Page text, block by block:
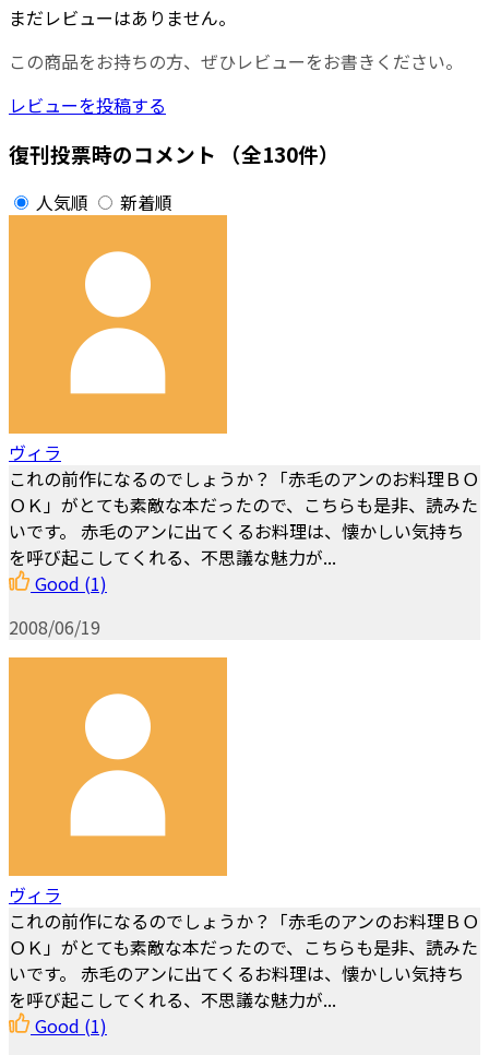
まだレビューはありません。
この商品をお持ちの方、ぜひレビューをお書きください。
レビューを投稿する
復刊投票時のコメント （全130件）
人気順 新着順
ヴィラ
これの前作になるのでしょうか？「赤毛のアンのお料理ＢＯ
ＯＫ」がとても素敵な本だったので、こちらも是非、読みた
いです。 赤毛のアンに出てくるお料理は、懐かしい気持ち
を呼び起こしてくれる、不思議な魅力が...
Good (1)
2008/06/19
ヴィラ
これの前作になるのでしょうか？「赤毛のアンのお料理ＢＯ
ＯＫ」がとても素敵な本だったので、こちらも是非、読みた
いです。 赤毛のアンに出てくるお料理は、懐かしい気持ち
を呼び起こしてくれる、不思議な魅力が...
Good (1)